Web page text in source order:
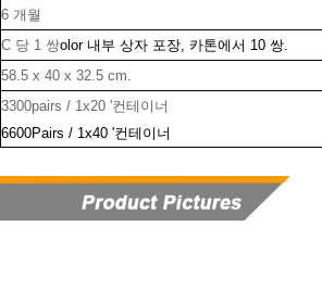
6 개월
C 당 1 쌍olor 내부 상자 포장, 카톤에서 10 쌍.
58.5 x 40 x 32.5 cm.
3300pairs / 1x20 '컨테이너
6600Pairs / 1x40 '컨테이너